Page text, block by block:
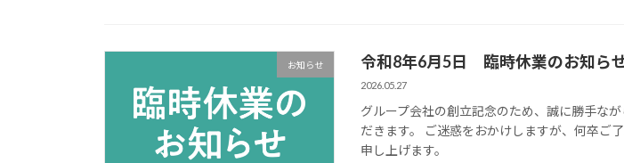
お知らせ 令和8年6月5日 臨時休業のお知ら
2026.05.27
グループ会社の創立記念のため、誠に勝手な
だきます。 ご迷惑をおかけしますが、何卒ご
申し上げます。